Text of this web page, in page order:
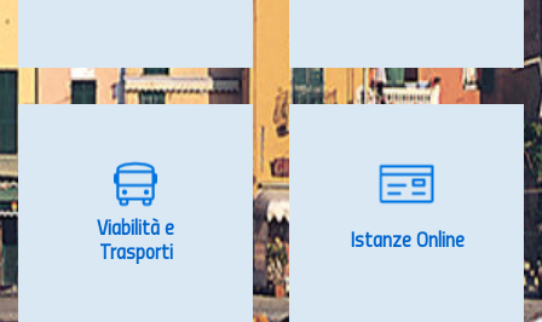
Viabilità e
Trasporti
Istanze Online